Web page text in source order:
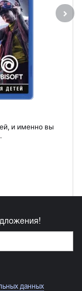
и именно вы
данных